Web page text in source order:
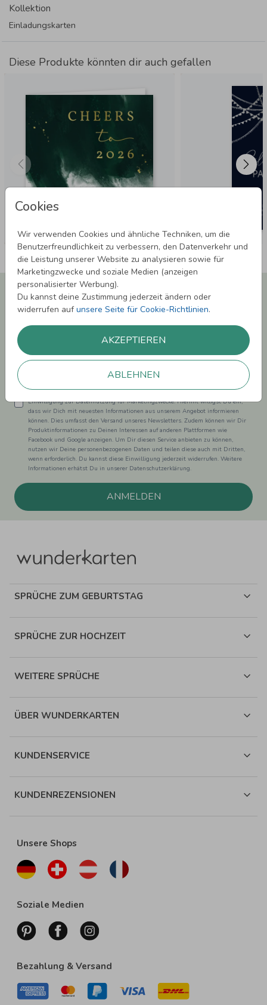
Cookies
Wir verwenden Cookies und ähnliche Techniken, um die
Benutzerfreundlichkeit zu verbessern, den Datenverkehr und
die Leistung unserer Website zu analysieren sowie für
Marketingzwecke und soziale Medien (anzeigen
personalisierter Werbung).
Du kannst deine Zustimmung jederzeit ändern oder
widerrufen aufunsere Seite für Cookie-Richtlinien.
AKZEPTIEREN
ABLEHNEN
Kollektion
Einladungskarten
Diese Produkte könnten dir auch gefallen
Newsletter abonnieren und 5,00 € Rabatt**
sichern!
Laufenden.
Einwilligung zur Datennutzung für Marketingzwecke: Hiermit willigst Du ein,
dass wir Dich mit neuesten Informationen aus unserem Angebot informieren
können. Dies umfasst den Versand unseres Newsletters. Zudem können wir Dir
Produktinformationen zu Deinen Interessen auf anderen Plattformen wie
Facebook und Google anzeigen. Um Dir diesen Service anbieten zu können,
nutzen wir Deine personenbezogenen Daten und teilen diese auch mit Dritten,
wenn erforderlich. Du kannst diese Einwilligung jederzeit widerrufen. Weitere
Informationen erhätst Du in unserer Datenschutzerklärung.
ANMELDEN
SPRÜCHE ZUM GEBURTSTAG
SPRÜCHE ZUR HOCHZEIT
WEITERE SPRÜCHE
ÜBER WUNDERKARTEN
KUNDENSERVICE
KUNDENREZENSIONEN
Unsere Shops
Soziale Medien
Bezahlung & Versand